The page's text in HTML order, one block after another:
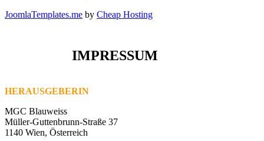
JoomlaTemplates.me by Cheap Hosting
IMPRESSUM
HERAUSGEBERIN
MGC Blauweiss
Müller-Guttenbrunn-Straße 37
1140 Wien, Österreich